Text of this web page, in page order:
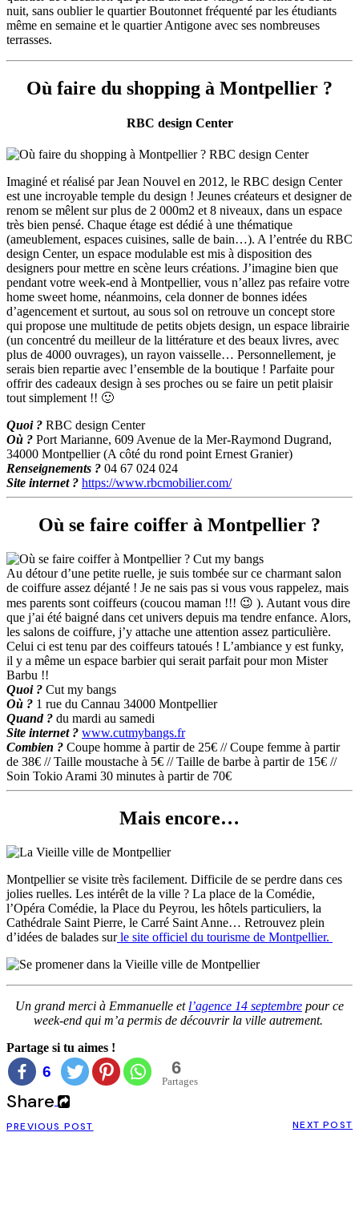
nuit, sans oublier le quartier Boutonnet fréquenté par les étudiants
même en semaine et le quartier Antigone avec ses nombreuses
terrasses.
Où faire du shopping à Montpellier ?
RBC design Center
Imaginé et réalisé par Jean Nouvel en 2012, le RBC design Center
est une incroyable temple du design ! Jeunes créateurs et designer de
renom se mêlent sur plus de 2 000m2 et 8 niveaux, dans un espace
très bien pensé. Chaque étage est dédié à une thématique
(ameublement, espaces cuisines, salle de bain…). A l’entrée du RBC
design Center, un espace modulable est mis à disposition des
designers pour mettre en scène leurs créations. J’imagine bien que
pendant votre week-end à Montpellier, vous n’allez pas refaire votre
home sweet home, néanmoins, cela donner de bonnes idées
d’agencement et surtout, au sous sol on retrouve un concept store
qui propose une multitude de petits objets design, un espace librairie
(un concentré du meilleur de la littérature et des beaux livres, avec
plus de 4000 ouvrages), un rayon vaisselle… Personnellement, je
serais bien repartie avec l’ensemble de la boutique ! Parfaite pour
offrir des cadeaux design à ses proches ou se faire un petit plaisir
tout simplement !! 🙂
Quoi ? RBC design Center
Où ? Port Marianne, 609 Avenue de la Mer-Raymond Dugrand,
34000 Montpellier (A côté du rond point Ernest Granier)
Renseignements ? 04 67 024 024
Site internet ? https://www.rbcmobilier.com/
Où se faire coiffer à Montpellier ?
Au détour d’une petite ruelle, je suis tombée sur ce charmant salon
de coiffure assez déjanté ! Je ne sais pas si vous vous rappelez, mais
mes parents sont coiffeurs (coucou maman !!! 😉 ). Autant vous dire
que j’ai été baigné dans cet univers depuis ma tendre enfance. Alors,
les salons de coiffure, j’y attache une attention assez particulière.
Celui ci est tenu par des coiffeurs tatoués ! L’ambiance y est funky,
il y a même un espace barbier qui serait parfait pour mon Mister
Barbu !!
Quoi ? Cut my bangs
Où ? 1 rue du Cannau 34000 Montpellier
Quand ? du mardi au samedi
Site internet ? www.cutmybangs.fr
Combien ? Coupe homme à partir de 25€ // Coupe femme à partir
de 38€ // Taille moustache à 5€ // Taille de barbe à partir de 15€ //
Soin Tokio Arami 30 minutes à partir de 70€
Mais encore…
Montpellier se visite très facilement. Difficile de se perdre dans ces
jolies ruelles. Les intérêt de la ville ? La place de la Comédie,
l’Opéra Comédie, la Place du Peyrou, les hôtels particuliers, la
Cathédrale Saint Pierre, le Carré Saint Anne… Retrouvez plein
d’idées de balades surle site officiel du tourisme de Montpellier.
Un grand merci à Emmanuelle et l’agence 14 septembre pour ce
week-end qui m’a permis de découvrir la ville autrement.
Partage si tu aimes !
6 6
Partages
Share
PREVIOUS POST NEXT POST